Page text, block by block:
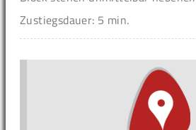
Zustiegsdauer: 5 min.